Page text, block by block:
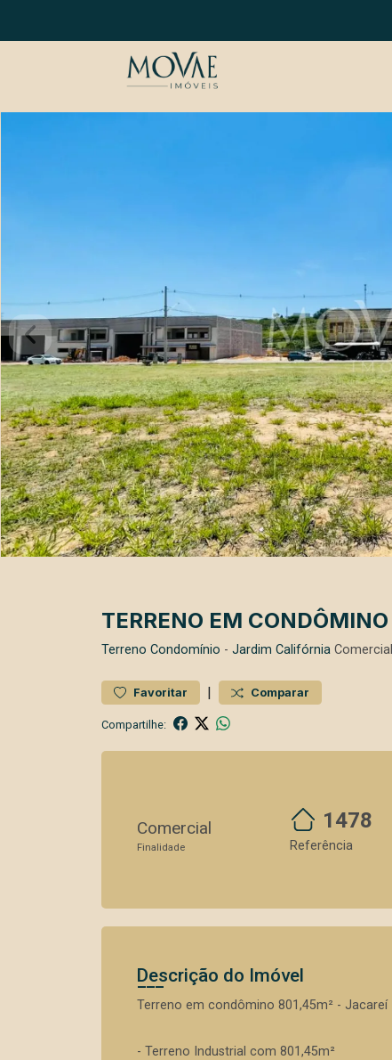
TERRENO EM
Terreno Condomínio - Jardim Califórnia
Favoritar | Comparar
Compartilhe:
Comercial
Finalidade
1478
Referência
Descrição do Imóvel
Terreno em condômino 801,45m² - Jacareí
- Terreno Industrial com 801,45m²